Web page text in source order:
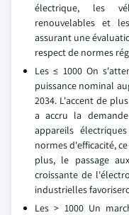
électrique, les
renouvelables et
assurant une
respect de normes
Les ≤ 1000 On
puissance nominal
2034. L'accent de
a accru la
appareils
normes d'efficacité,
plus, le passage
croissante de
industrielles
Les > 1000 Un